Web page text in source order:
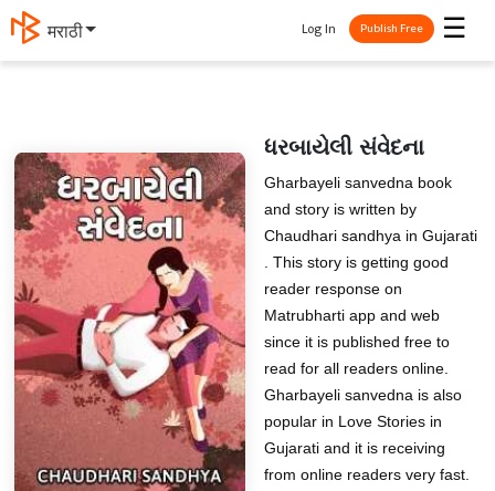
मराठी ☰
Log In Publish Free
ધરબાયેલી સંવેદના
Gharbayeli sanvedna book
and story is written by
Chaudhari sandhya in Gujarati
. This story is getting good
reader response on
Matrubharti app and web
since it is published free to
read for all readers online.
Gharbayeli sanvedna is also
popular in Love Stories in
Gujarati and it is receiving
from online readers very fast.